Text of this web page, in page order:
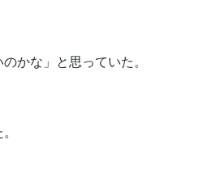
かな」と思っていた。